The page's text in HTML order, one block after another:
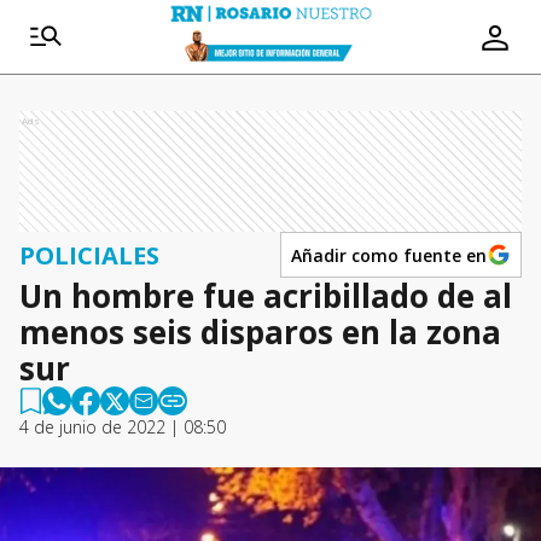
Ads
POLICIALES Añadir como fuente en
Un hombre fue acribillado de al
menos seis disparos en la zona
sur
4 de junio de 2022 | 08:50